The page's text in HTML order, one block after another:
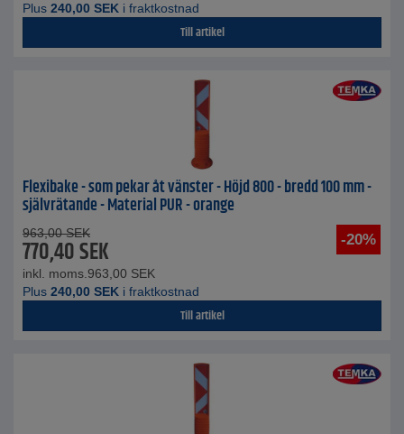
Plus 240,00 SEK i fraktkostnad
Till artikel
Flexibake - som pekar åt vänster - Höjd 800 - bredd 100 mm -
självrätande - Material PUR - orange
-20%
963,00 SEK
770,40SEK
inkl. moms. 963,00 SEK
Plus 240,00 SEK i fraktkostnad
Till artikel